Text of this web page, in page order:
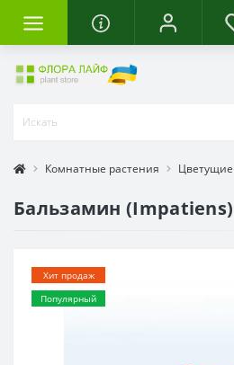
Комнатные растения Цветущие
Бальзамин (Impatiens)
Хит продаж
Популярный